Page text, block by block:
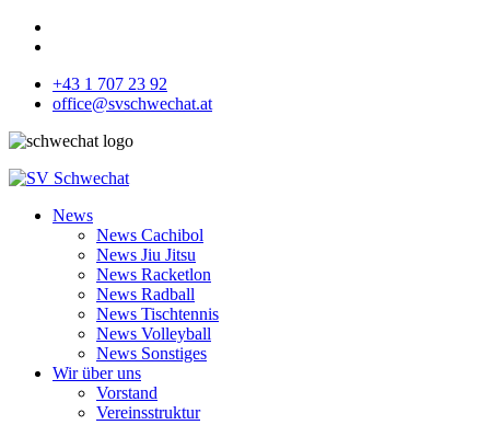
+43 1 707 23 92
office@svschwechat.at
News
News Cachibol
News Jiu Jitsu
News Racketlon
News Radball
News Tischtennis
News Volleyball
News Sonstiges
Wir über uns
Vorstand
Vereinsstruktur